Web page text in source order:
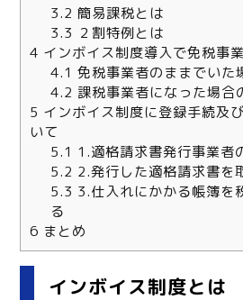
3.2 簡易課税とは
3.3 ２割特例とは
4 インボイス制度導入で免税事
4.1 免税事業者のままでいた
4.2 課税事業者になった場合
5 インボイス制度に登録手続及
いて
5.1 1.適格請求書発行事業者
5.2 2.発行した適格請求書を
5.3 3.仕入れにかかる帳簿を
る
6 まとめ
インボイス制度とは